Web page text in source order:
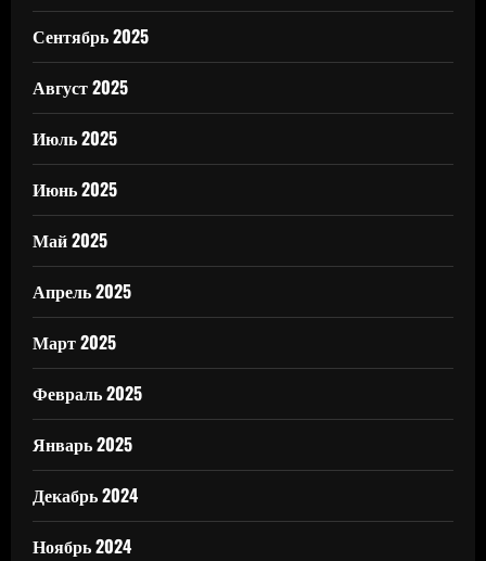
Сентябрь 2025
Август 2025
Июль 2025
Июнь 2025
Май 2025
Апрель 2025
Март 2025
Февраль 2025
Январь 2025
Декабрь 2024
Ноябрь 2024